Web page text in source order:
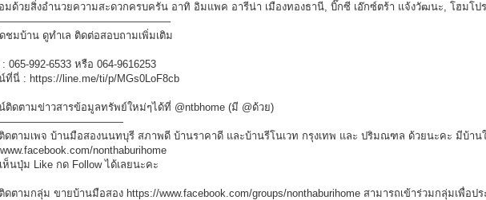
มด้วยสิ่งอำนวยความสะดวกครบครัน อาทิ อิมแพค อารีน่า เมืองทองธานี, บิ๊กซี เอ๊กซ์ตร้า แจ้งวัฒนะ, โฮมโ
ชมบ้าน ดูทำเล ติดต่อสอบถามเพิ่มเติม
065-992-6533 หรือ 064-9616253
ที่นี่ : https://line.me/ti/p/MGs0LoF8cb
ติดตามข่าวสารข้อมูลทรัพย์ใหม่ๆได้ที่ @ntbhome (มี @ด้วย)
ดตามเพจ บ้านมือสองนนทบุรี สภาพดี บ้านราคาดี และบ้านรีโนเวท กรุงเทพ และ ปริมณฑล ด้วยนะคะ มีบ้าน
nonthaburihome
ห็นปุ่ม Like กด Follow ได้เลยนะคะ
ดตามกลุ่ม ขายบ้านมือสอง https://www.facebook.com/groups/nonthaburihome สามารถเข้าร่วมกลุ่มเพื่อ